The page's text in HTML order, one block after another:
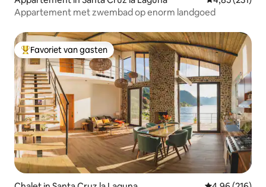
Appartement met zwembad op enorm landgoed
Topfavoriet van gasten
Favoriet van gasten